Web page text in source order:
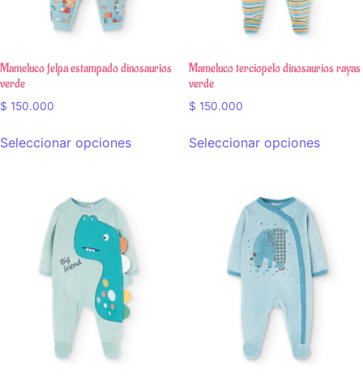
Mameluco felpa estampado dinosaurios
verde
$ 150.000
Seleccionar opciones
Mameluco terciopelo dinosaurios rayas
verde
$ 150.000
Seleccionar opciones